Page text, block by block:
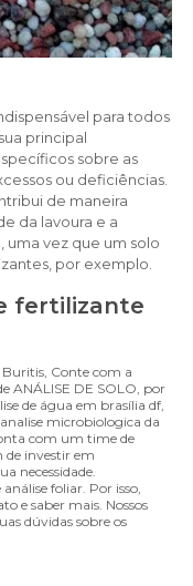
para todos
principal
sobre as
ou deficiências.
de maneira
da lavoura e a
vez que um solo
por exemplo.
fertilizante
Buritis, Conte com a
ANÁLISE DE SOLO, por
de água em brasília df,
microbiologica da
com um time de
de investir em
necessidade.
foliar. Por isso,
e saber mais. Nossos
dúvidas sobre os